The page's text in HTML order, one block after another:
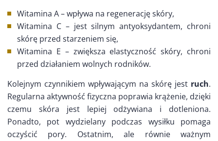
Witamina A – wpływa na regenerację skóry,
Witamina C – jest silnym antyoksydantem, chroni
skórę przed starzeniem się,
Witamina E – zwiększa elastyczność skóry, chroni
przed działaniem wolnych rodników.
Kolejnym czynnikiem wpływającym na skórę jest ruch.
Regularna aktywność fizyczna poprawia krążenie, dzięki
czemu skóra jest lepiej odżywiana i dotleniona.
Ponadto, pot wydzielany podczas wysiłku pomaga
oczyścić pory. Ostatnim, ale równie ważnym